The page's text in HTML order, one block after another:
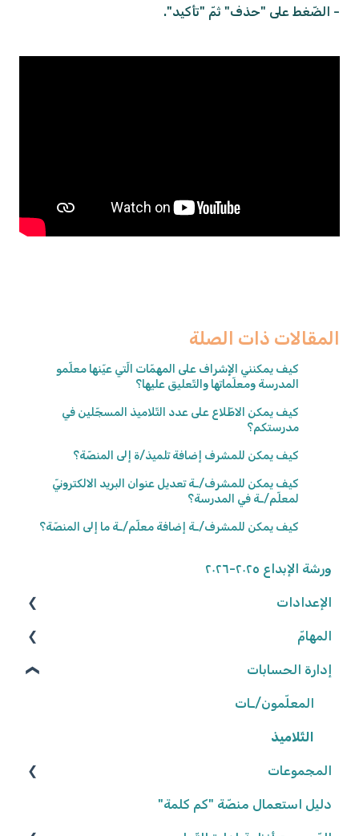
- الضّغط على "حذف" ثمّ "تأكيد".
المقالات ذات الصلة
كيف يمكنني الإِشراف على المهمّات الّتي عيّنها معلّمو
المدرسة ومعلّماتها والتّعليق عليها؟
كيف يمكن الاطّلاع على عدد التّلاميذ المسجّلين في
مدرستكم؟
كيف يمكن للمشرف إضافة تلميذ/ة إلى المنصّة؟
كيف يمكن للمشرف/ـة تعديل عنوان البريد الالكترونيّ
لمعلّم/ـة في المدرسة؟
كيف يمكن للمشرف/ـة إضافة معلّم/ـة ما إلى المنصّة؟
ورشة الإبداع ٢٠٢٥-٢٠٢٦
الإعدادات
الوصول إلى المنصّة
كلمة المرور
البيانات الشّخصيّة
شروط وأحكام
إعدادات المدرسة
المهامّ
البحث عن الموارد
تعديل المهامّ
إعدادات المهامّ
تعيين المهامّ
حلّ المهامّ وتسليمها
إدارة الحسابات
المعلّمون/ـات
التّلاميذ
المجموعات
إنشاء المجموعات
دليل استعمال منصّة "كم كلمة"